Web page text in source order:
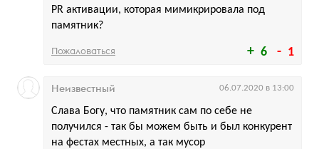
6 1
PR активации, которая мимикрировала под
памятник?
Пожаловаться
Слава Богу, что памятник сам по себе не
получился - так бы можем быть и был конкурент
на фестах местных, а так мусор
Неизвестный 06.07.2020 в 13:00